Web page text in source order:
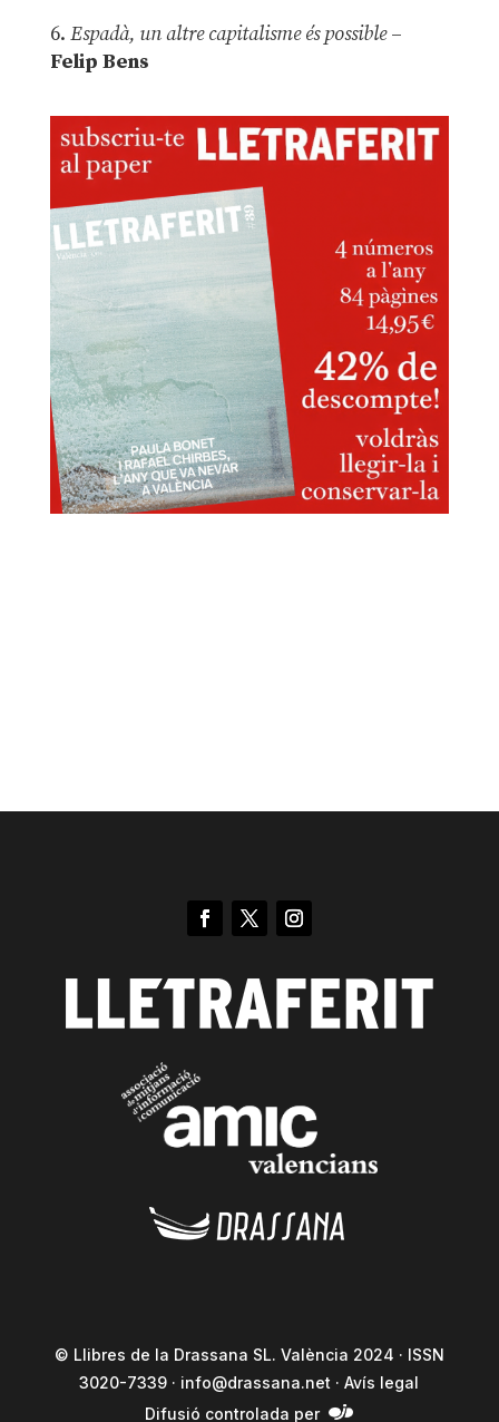
6. Espadà, un altre capitalisme és possible –
Felip Bens
© Llibres de la Drassana SL. València 2024 · ISSN
3020-7339 · info@drassana.net ·Avís legal
Difusió controlada per